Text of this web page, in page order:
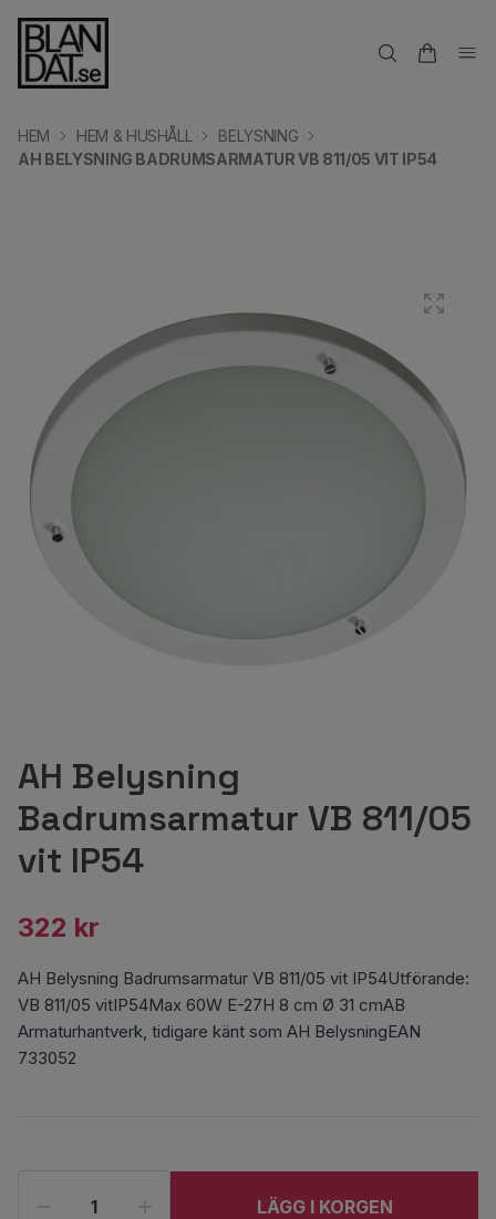
HEM HEM & HUSHÅLL
BELYSNING
AH BELYSNING BADRUMSARMATUR VB 811/05 VIT IP54
AH Belysning
Badrumsarmatur VB 811/05
vit IP54
322 kr
AH Belysning Badrumsarmatur VB 811/05 vit IP54Utförande:
VB 811/05 vitIP54Max 60W E-27H 8 cm Ø 31 cmAB
Armaturhantverk, tidigare känt som AH BelysningEAN
733052
LÄGG I KORGEN